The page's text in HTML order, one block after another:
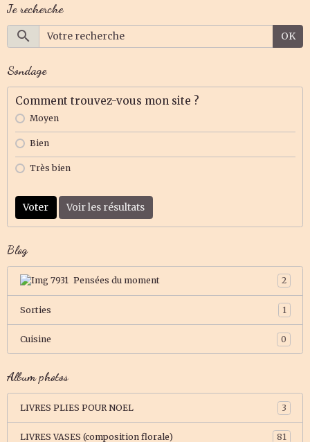
Je recherche
OK
Sondage
Comment trouvez-vous mon site ?
Moyen
Bien
Très bien
Voter Voir les résultats
Blog
Pensées du moment 2
Sorties 1
Cuisine 0
Album photos
LIVRES PLIES POUR NOEL 3
LIVRES VASES (composition florale) 81